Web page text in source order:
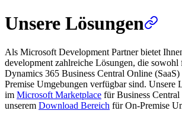
Unsere Lösungen
Als Microsoft Development Partner bietet
development zahlreiche Lösungen, die
Dynamics 365 Business Central Online
Premise Umgebungen verfügbar sind. Unsere
im Microsoft Marketplace für Business
unserem Download Bereich für On-Premise